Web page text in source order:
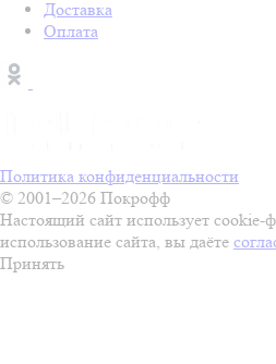
Доставка
Оплата
Политика конфиденциальности
© 2001–2026 Покрофф
Настоящий сайт использует
использование сайта, вы даёте
Принять